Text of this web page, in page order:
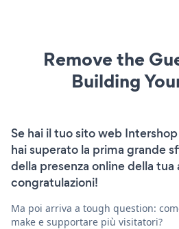
Remove the
Building
Se hai il tuo sito web
hai superato la prima grande
della presenza online della
congratulazioni!
Ma poi arriva a tough question:
make e supportare più visitatori?